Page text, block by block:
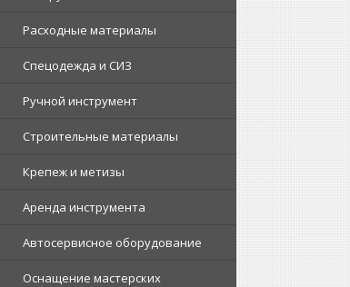
Расходные материалы
Спецодежда и СИЗ
Ручной инструмент
Строительные материалы
Крепеж и метизы
Аренда инструмента
Автосервисное оборудование
Оснащение мастерских